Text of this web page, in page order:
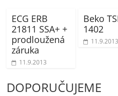
ECG ERB
21811 SSA+ +
prodloužená
záruka
11.9.2013
Beko
1402
11.9.2013
DOPORUČUJEME